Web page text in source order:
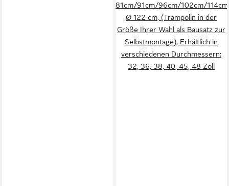
81cm/91cm/96cm/102cm/
Ø 122 cm, (Trampolin in der
Größe Ihrer Wahl als Bausatz zur
Selbstmontage), Erhältlich in
verschiedenen Durchmessern:
32, 36, 38, 40, 45, 48 Zoll